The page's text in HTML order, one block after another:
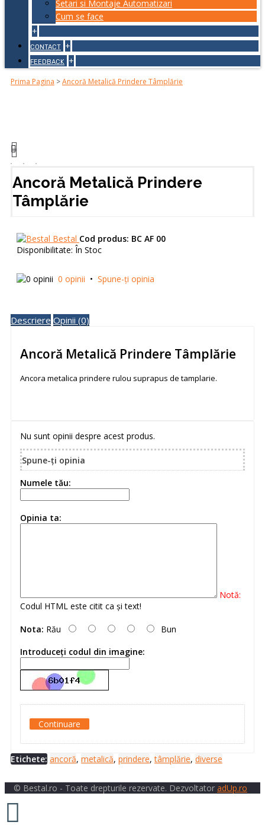
Setari si Montaje Automatizari
Cum se face
+
CONTACT +
FEEDBACK +
Prima Pagina >Ancoră Metalică Prindere Tâmplărie
Ancoră Metalică Prindere
Tâmplărie
Bestal Cod produs: BC AF 00
Disponibilitate: În Stoc
0 opinii • Spune-ţi opinia
Descriere Opinii (0)
Ancoră Metalică Prindere Tâmplărie
Ancora metalica prindere rulou suprapus de tamplarie.
Nu sunt opinii despre acest produs.
Spune-ţi opinia
Numele tău:
Opinia ta:
Notă:
Codul HTML este citit ca şi text!
Nota: Rău
Bun
Introduceţi codul din imagine:
Continuare
Etichete: ancoră, metalică, prindere,tâmplărie, diverse
© Bestal.ro - Toate drepturile rezervate. Dezvoltator adUp.ro